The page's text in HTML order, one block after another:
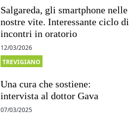
Salgareda, gli smartphone nelle
nostre vite. Interessante ciclo di
incontri in oratorio
12/03/2026
TREVIGIANO
Una cura che sostiene:
intervista al dottor Gava
07/03/2025